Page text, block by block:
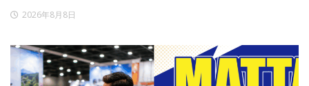
2026年8月8日